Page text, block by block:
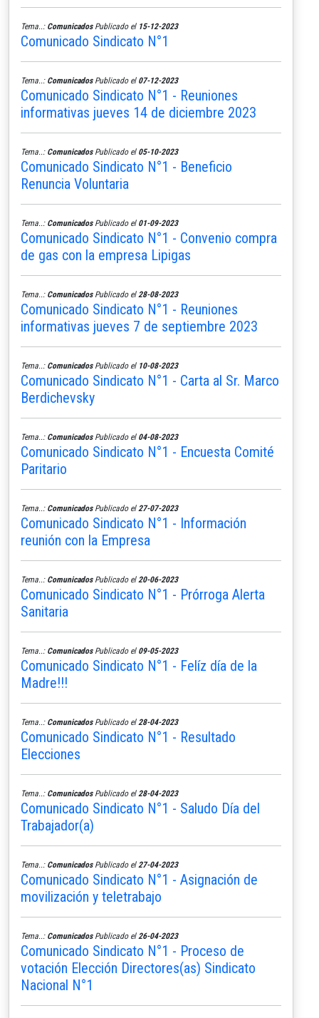
Tema..: ComunicadosPublicado el 15-12-2023
Comunicado Sindicato N°1
Tema..: ComunicadosPublicado el 07-12-2023
Comunicado Sindicato N°1 - Reuniones
informativas jueves 14 de diciembre 2023
Tema..: ComunicadosPublicado el 05-10-2023
Comunicado Sindicato N°1 - Beneficio
Renuncia Voluntaria
Tema..: ComunicadosPublicado el 01-09-2023
Comunicado Sindicato N°1 - Convenio compra
de gas con la empresa Lipigas
Tema..: ComunicadosPublicado el 28-08-2023
Comunicado Sindicato N°1 - Reuniones
informativas jueves 7 de septiembre 2023
Tema..: ComunicadosPublicado el 10-08-2023
Comunicado Sindicato N°1 - Carta al Sr. Marco
Berdichevsky
Tema..: ComunicadosPublicado el 04-08-2023
Comunicado Sindicato N°1 - Encuesta Comité
Paritario
Tema..: ComunicadosPublicado el 27-07-2023
Comunicado Sindicato N°1 - Información
reunión con la Empresa
Tema..: ComunicadosPublicado el 20-06-2023
Comunicado Sindicato N°1 - Prórroga Alerta
Sanitaria
Tema..: ComunicadosPublicado el 09-05-2023
Comunicado Sindicato N°1 - Felíz día de la
Madre!!!
Tema..: ComunicadosPublicado el 28-04-2023
Comunicado Sindicato N°1 - Resultado
Elecciones
Tema..: ComunicadosPublicado el 28-04-2023
Comunicado Sindicato N°1 - Saludo Día del
Trabajador(a)
Tema..: ComunicadosPublicado el 27-04-2023
Comunicado Sindicato N°1 - Asignación de
movilización y teletrabajo
Tema..: ComunicadosPublicado el 26-04-2023
Comunicado Sindicato N°1 - Proceso de
votación Elección Directores(as) Sindicato
Nacional N°1